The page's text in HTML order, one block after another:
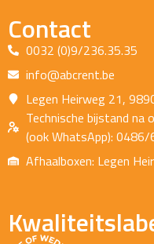
Contact
0032 (0)9/236.35.35
info@abcrent.be
Legen Heirweg 21,
Technische bijstand na
(ook WhatsApp):
Afhaalboxen: Legen